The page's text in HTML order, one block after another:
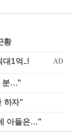
황
분…"
하자"
아들은…"